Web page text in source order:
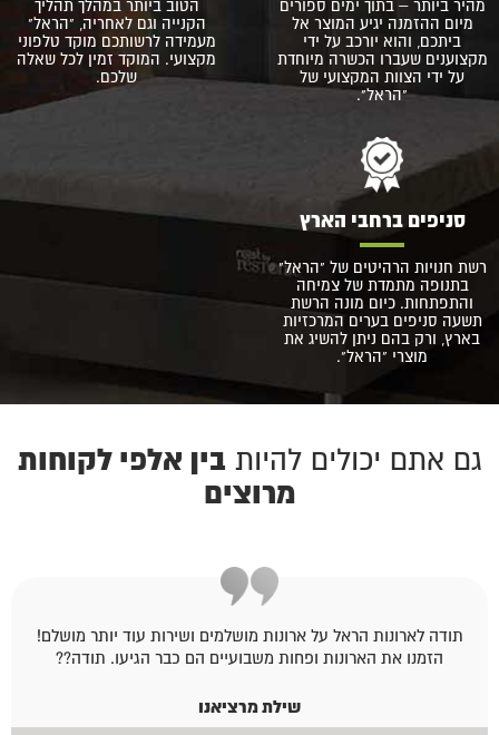
מהיר ביותר – בתוך ימים ספורים
מיום ההזמנה יגיע המוצר אל
ביתכם, והוא יורכב על ידי
מקצוענים שעברו הכשרה מיוחדת
על ידי הצוות המקצועי של
"הראל".
הטוב ביותר במהלך תהליך
הקנייה וגם לאחריה, "הראל"
מעמידה לרשותכם מוקד טלפוני
מקצועי. המוקד זמין לכל שאלה
שלכם.
סניפים ברחבי הארץ
רשת חנויות הרהיטים של "הראל"
בתנופה מתמדת של צמיחה
והתפתחות. כיום מונה הרשת
תשעה סניפים בערים המרכזיות
בארץ, ורק בהם ניתן להשיג את
מוצרי "הראל".
גם אתם יכולים להיות בין אלפי לקוחות
מרוצים
תודה לארונות הראל על ארונות מושלמים ושירות עוד יותר מושלם!
הזמנו את הארונות ופחות משבועיים הם כבר הגיעו. תודה??
שילת מרציאנו